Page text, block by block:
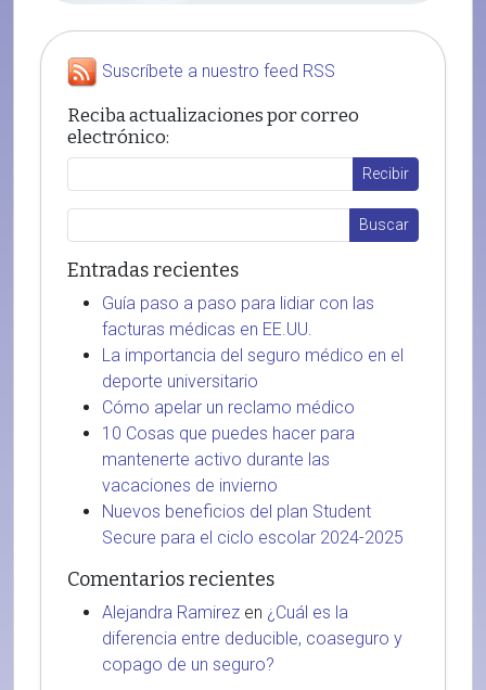
Suscríbete a nuestro feed RSS
Reciba actualizaciones por correo
electrónico:
Entradas recientes
Guía paso a paso para lidiar con las
facturas médicas en EE.UU.
La importancia del seguro médico en el
deporte universitario
Cómo apelar un reclamo médico
10 Cosas que puedes hacer para
mantenerte activo durante las
vacaciones de invierno
Nuevos beneficios del plan Student
Secure para el ciclo escolar 2024-2025
Comentarios recientes
Alejandra Ramirez en ¿Cuál es la
diferencia entre deducible, coaseguro y
copago de un seguro?